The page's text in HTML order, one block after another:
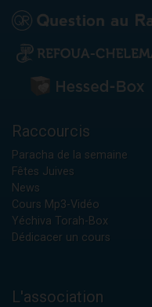
Raccourcis
Paracha de la semaine
Fêtes Juives
News
Cours Mp3-Vidéo
Yéchiva Torah-Box
Dédicacer un cours
L'association